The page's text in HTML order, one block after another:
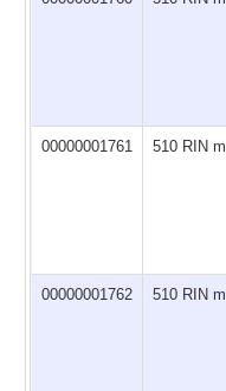
00000001761 510 RIN m
00000001762 510 RIN m